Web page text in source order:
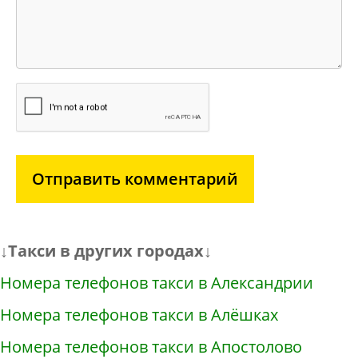
Отправить комментарий
↓Такси в других городах↓
Номера телефонов такси в Александрии
Номера телефонов такси в Алёшках
Номера телефонов такси в Апостолово